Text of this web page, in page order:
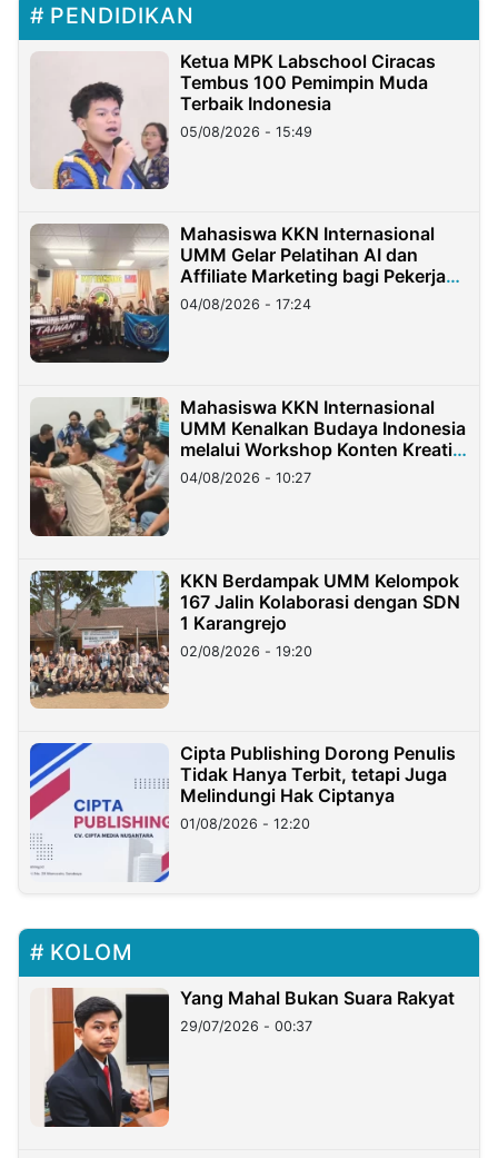
PENDIDIKAN
Ketua MPK Labschool Ciracas
Tembus 100 Pemimpin Muda
Terbaik Indonesia
05/08/2026 - 15:49
Mahasiswa KKN Internasional
UMM Gelar Pelatihan AI dan
Affiliate Marketing bagi Pekerja
Migran Indonesia di Taiwan
04/08/2026 - 17:24
Mahasiswa KKN Internasional
UMM Kenalkan Budaya Indonesia
melalui Workshop Konten Kreatif
di Taiwan
04/08/2026 - 10:27
KKN Berdampak UMM Kelompok
167 Jalin Kolaborasi dengan SDN
1 Karangrejo
02/08/2026 - 19:20
Cipta Publishing Dorong Penulis
Tidak Hanya Terbit, tetapi Juga
Melindungi Hak Ciptanya
01/08/2026 - 12:20
KOLOM
Yang Mahal Bukan Suara Rakyat
29/07/2026 - 00:37